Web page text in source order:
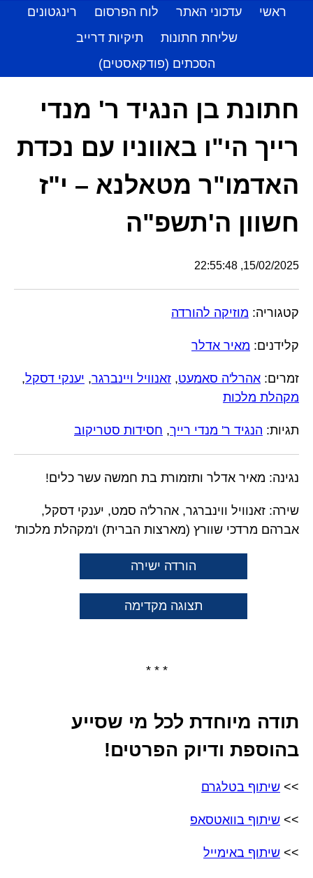
ראשי עדכוני האתר לוח הפרסום
רינגטונים
שליחת חתונות
תיקיות דרייב
הסכתים (פודקאסטים)
חתונת בן הנגיד ר' מנדי
רייך הי"ו באווניו עם נכדת
האדמו"ר מטאלנא – י"ז
חשוון ה'תשפ"ה
15/02/2025, 22:55:48
קטגוריה: מוזיקה להורדה
קלידנים: מאיר אדלר
זמרים: אהרל'ה סאמעט, זאנוויל ויינברגר, יענקי דסקל,
מקהלת מלכות
תגיות: הנגיד ר' מנדי רייך, חסידות סטריקוב
נגינה: מאיר אדלר ותזמורת בת חמשה עשר כלים!
שירה: זאנוויל ווינברגר, אהרל'ה סמט, יענקי דסקל,
אברהם מרדכי שוורץ (מארצות הברית) ו'מקהלת מלכות'
הורדה ישירה
תצוגה מקדימה
* * *
תודה מיוחדת לכל מי שסייע
בהוספת ודיוק הפרטים!
>> שיתוף בטלגרם
>> שיתוף בוואטסאפ
>> שיתוף באימייל